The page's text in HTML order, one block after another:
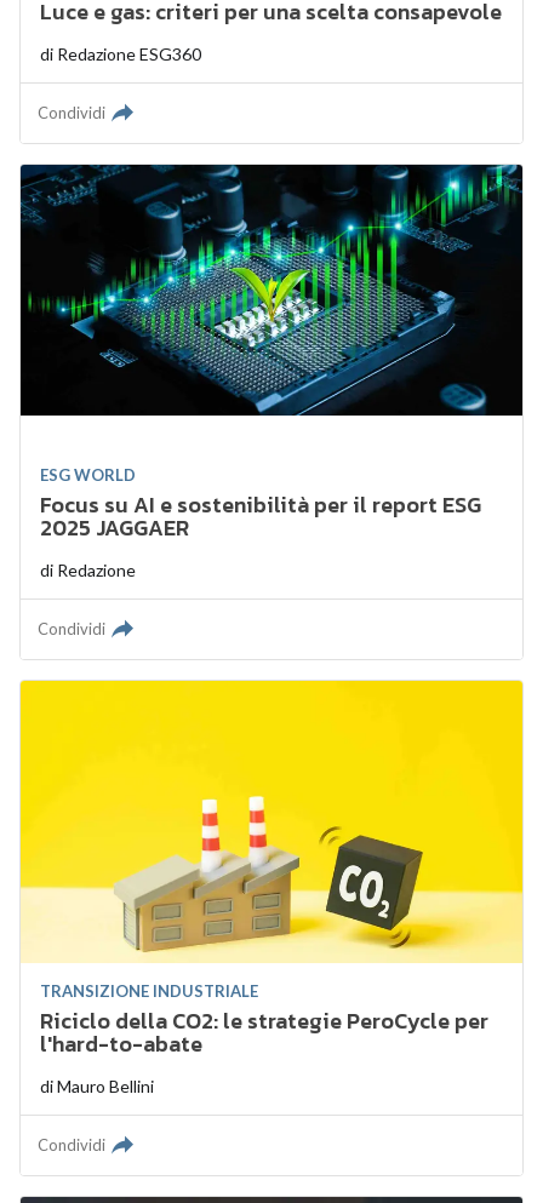
Luce e gas: criteri per una scelta consapevole
di Redazione ESG360
Condividi
ESG WORLD
Focus su AI e sostenibilità per il report ESG
2025 JAGGAER
di Redazione
Condividi
TRANSIZIONE INDUSTRIALE
Riciclo della CO2: le strategie PeroCycle per
l'hard-to-abate
diMauro Bellini
Condividi